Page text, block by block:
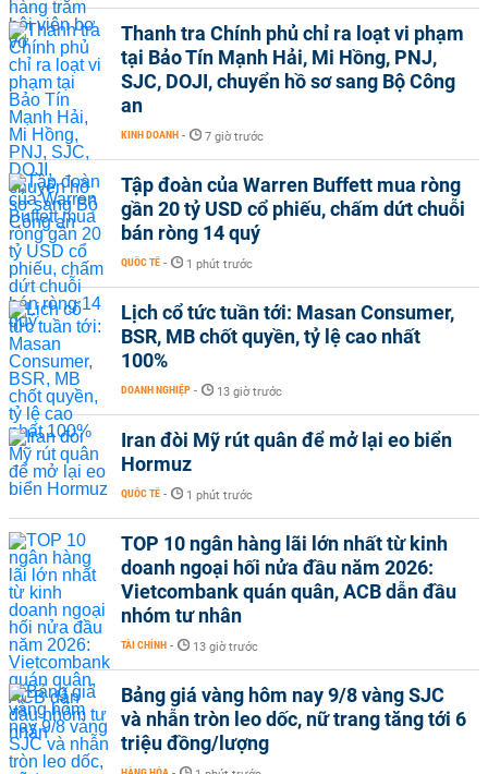
Thanh tra Chính phủ chỉ ra loạt vi phạm
tại Bảo Tín Mạnh Hải, Mi Hồng, PNJ,
SJC, DOJI, chuyển hồ sơ sang Bộ Công
an
KINH DOANH - 7 giờ trước
Tập đoàn của Warren Buffett mua ròng
gần 20 tỷ USD cổ phiếu, chấm dứt chuỗi
bán ròng 14 quý
QUỐC TẾ - 1 phút trước
Lịch cổ tức tuần tới: Masan Consumer,
BSR, MB chốt quyền, tỷ lệ cao nhất
100%
DOANH NGHIỆP - 13 giờ trước
Iran đòi Mỹ rút quân để mở lại eo biển
Hormuz
QUỐC TẾ - 1 phút trước
TOP 10 ngân hàng lãi lớn nhất từ kinh
doanh ngoại hối nửa đầu năm 2026:
Vietcombank quán quân, ACB dẫn đầu
nhóm tư nhân
TÀI CHÍNH - 13 giờ trước
Bảng giá vàng hôm nay 9/8 vàng SJC
và nhẫn tròn leo dốc, nữ trang tăng tới 6
triệu đồng/lượng